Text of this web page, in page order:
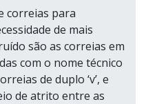
correias para
de mais
são as correias em
com o nome técnico
de duplo ‘v’, e
de atrito entre as